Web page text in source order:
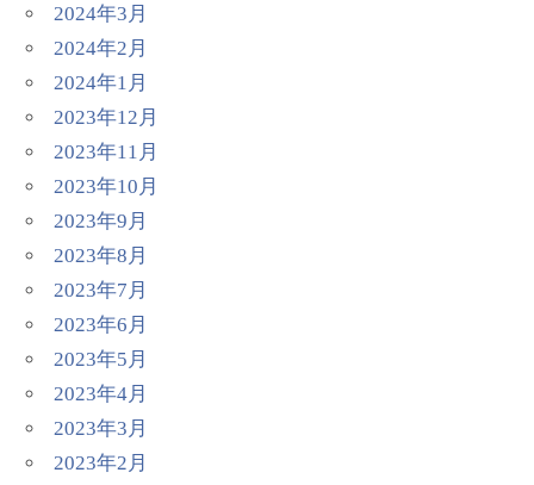
2024年3月
2024年2月
2024年1月
2023年12月
2023年11月
2023年10月
2023年9月
2023年8月
2023年7月
2023年6月
2023年5月
2023年4月
2023年3月
2023年2月